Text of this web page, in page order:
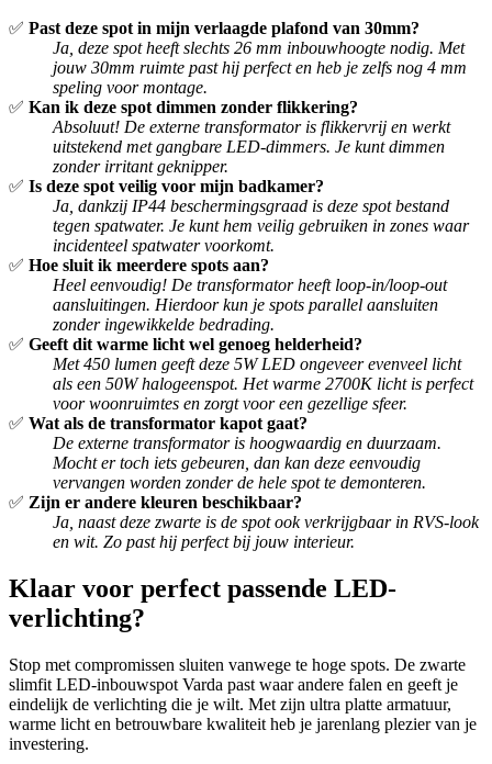
✅ Past deze spot in mijn verlaagde plafond van 30mm?
Ja, deze spot heeft slechts 26 mm inbouwhoogte nodig. Met
jouw 30mm ruimte past hij perfect en heb je zelfs nog 4 mm
speling voor montage.
✅ Kan ik deze spot dimmen zonder flikkering?
Absoluut! De externe transformator is flikkervrij en werkt
uitstekend met gangbare LED-dimmers. Je kunt dimmen
zonder irritant geknipper.
✅ Is deze spot veilig voor mijn badkamer?
Ja, dankzij IP44 beschermingsgraad is deze spot bestand
tegen spatwater. Je kunt hem veilig gebruiken in zones waar
incidenteel spatwater voorkomt.
✅ Hoe sluit ik meerdere spots aan?
Heel eenvoudig! De transformator heeft loop-in/loop-out
aansluitingen. Hierdoor kun je spots parallel aansluiten
zonder ingewikkelde bedrading.
✅ Geeft dit warme licht wel genoeg helderheid?
Met 450 lumen geeft deze 5W LED ongeveer evenveel licht
als een 50W halogeenspot. Het warme 2700K licht is perfect
voor woonruimtes en zorgt voor een gezellige sfeer.
✅ Wat als de transformator kapot gaat?
De externe transformator is hoogwaardig en duurzaam.
Mocht er toch iets gebeuren, dan kan deze eenvoudig
vervangen worden zonder de hele spot te demonteren.
✅ Zijn er andere kleuren beschikbaar?
Ja, naast deze zwarte is de spot ook verkrijgbaar in RVS-look
en wit. Zo past hij perfect bij jouw interieur.
Klaar voor perfect passende LED-
verlichting?
Stop met compromissen sluiten vanwege te hoge spots. De zwarte
slimfit LED-inbouwspot Varda past waar andere falen en geeft je
eindelijk de verlichting die je wilt. Met zijn ultra platte armatuur,
warme licht en betrouwbare kwaliteit heb je jarenlang plezier van je
investering.